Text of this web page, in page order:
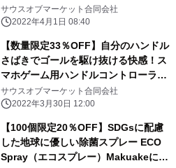
販売中
サウスオブマーケット合同会社
2022年4月1日 08:40
【数量限定33％OFF】自分のハンドル
さばきでゴールを駆け抜ける快感！ス
マホゲーム用ハンドルコントローラ
ー Makuakeにて3月30日販売開始
サウスオブマーケット合同会社
2022年3月30日 12:00
【100個限定20％OFF】SDGsに配慮
した地球に優しい除菌スプレー ECO
Spray（エコスプレー）Makuakeにて